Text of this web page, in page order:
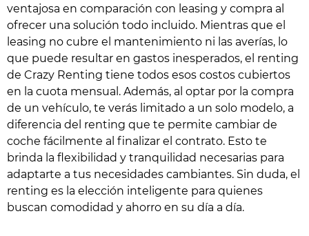
ventajosa en comparación con leasing y compra al
ofrecer una solución todo incluido. Mientras que el
leasing no cubre el mantenimiento ni las averías, lo
que puede resultar en gastos inesperados, el renting
de Crazy Renting tiene todos esos costos cubiertos
en la cuota mensual. Además, al optar por la compra
de un vehículo, te verás limitado a un solo modelo, a
diferencia del renting que te permite cambiar de
coche fácilmente al finalizar el contrato. Esto te
brinda la flexibilidad y tranquilidad necesarias para
adaptarte a tus necesidades cambiantes. Sin duda, el
renting es la elección inteligente para quienes
buscan comodidad y ahorro en su día a día.